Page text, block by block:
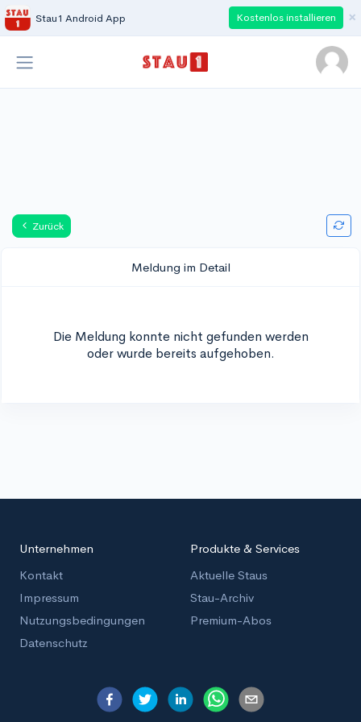
Stau1 Android App Kostenlos installieren ×
Zurück
Meldung im Detail
Die Meldung konnte nicht gefunden werden
oder wurde bereits aufgehoben.
Unternehmen
Kontakt
Impressum
Nutzungsbedingungen
Datenschutz
Produkte & Services
Aktuelle Staus
Stau-Archiv
Premium-Abos